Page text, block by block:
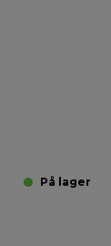
På lager